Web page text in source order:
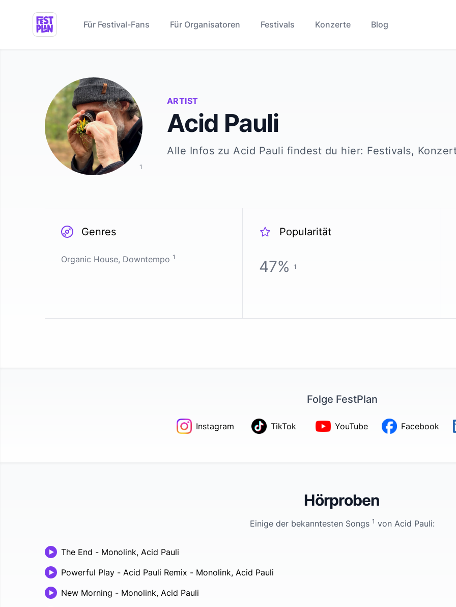
Für Festival-Fans Für Organisatoren Festivals Konzerte Blog
ARTIST
Acid Pauli
Alle Infos zu Acid Pauli findest du hier: Festivals,
1
Genres
Organic House, Downtempo 1
Popularität
47% 1
Folge FestPlan
Instagram TikTok YouTube Facebook
Hörproben
Einige der bekanntesten Songs 1 von Acid Pauli:
The End - Monolink, Acid Pauli
Powerful Play - Acid Pauli Remix - Monolink, Acid Pauli
New Morning - Monolink, Acid Pauli